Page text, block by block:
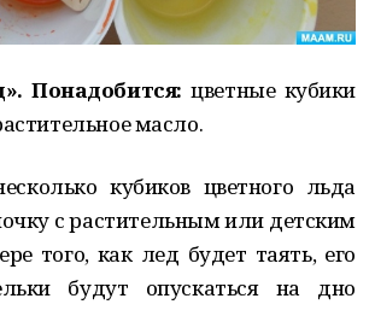
Понадобится: цветные кубики
масло.
кубиков цветного льда
с растительным или детским
того, как лед будет таять, его
будут опускаться на дно